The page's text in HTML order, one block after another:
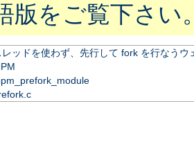
版をご覧下さい
レッドを使わず、先行して fork を行なうウ